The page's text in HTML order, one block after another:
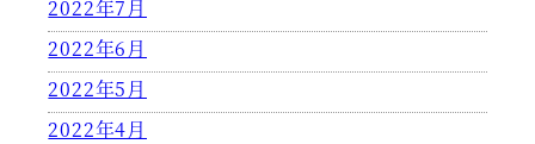
2022年7月
2022年6月
2022年5月
2022年4月